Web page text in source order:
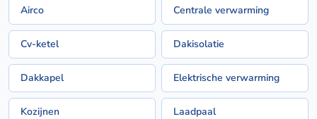
Airco Centrale verwarming
Cv-ketel Dakisolatie
Dakkapel Elektrische verwarming
Kozijnen Laadpaal